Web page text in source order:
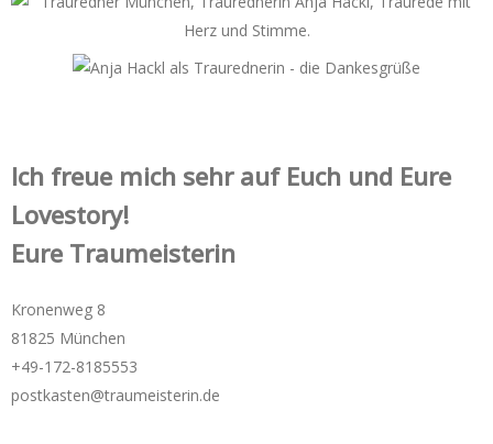
Ich freue mich sehr auf Euch und Eure
Lovestory!
Eure Traumeisterin
Kronenweg 8
81825 München
+49-172-­8185553
postkasten@traumeisterin.de